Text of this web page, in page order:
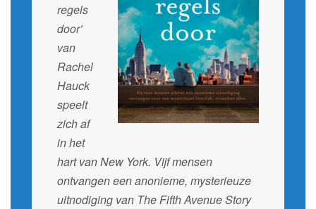
regels
door’
van
Rachel
Hauck
speelt
zich af
in het
hart van New York. Vijf mensen
ontvangen een anonieme, mysterieuze
uitnodiging van The Fifth Avenue Story